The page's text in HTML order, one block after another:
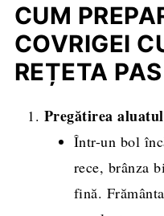
CUM
COVRIGEI
REȚETA
Pregătirea
Într-un bol
rece, brânza
fină.